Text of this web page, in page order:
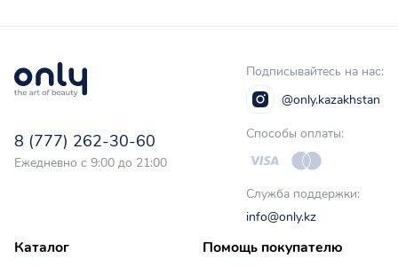
8 (777) 262-30-60
Ежедневно с 9:00 до 21:00
Подписывайтесь на нас:
@only.kazakhstan
Способы оплаты:
Служба поддержки:
info@only.kz
Каталог Помощь покупателю